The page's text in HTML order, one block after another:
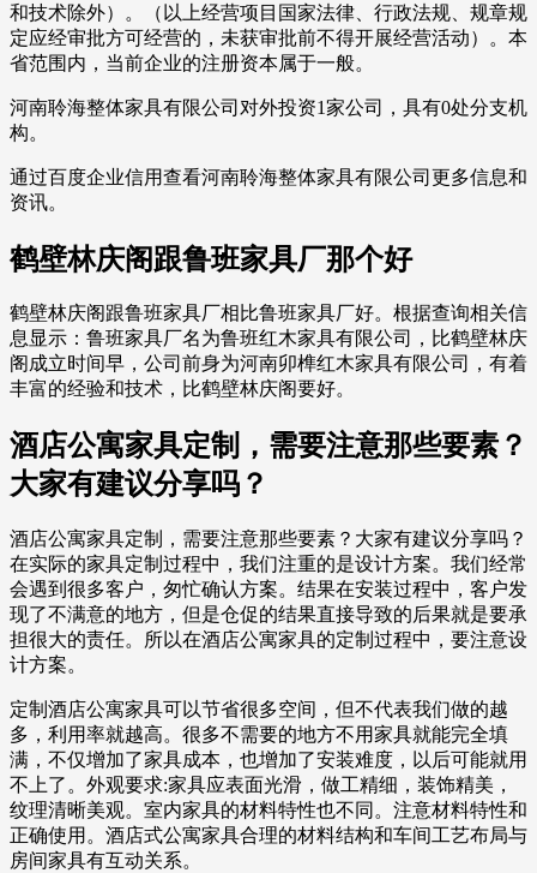
和技术除外）。（以上经营项目国家法律、行政法规、规章规
定应经审批方可经营的，未获审批前不得开展经营活动）。本
省范围内，当前企业的注册资本属于一般。
河南聆海整体家具有限公司对外投资1家公司，具有0处分支机
构。
通过百度企业信用查看河南聆海整体家具有限公司更多信息和
资讯。
鹤壁林庆阁跟鲁班家具厂那个好
鹤壁林庆阁跟鲁班家具厂相比鲁班家具厂好。根据查询相关信
息显示：鲁班家具厂名为鲁班红木家具有限公司，比鹤壁林庆
阁成立时间早，公司前身为河南卯榫红木家具有限公司，有着
丰富的经验和技术，比鹤壁林庆阁要好。
酒店公寓家具定制，需要注意那些要素？
大家有建议分享吗？
酒店公寓家具定制，需要注意那些要素？大家有建议分享吗？
在实际的家具定制过程中，我们注重的是设计方案。我们经常
会遇到很多客户，匆忙确认方案。结果在安装过程中，客户发
现了不满意的地方，但是仓促的结果直接导致的后果就是要承
担很大的责任。所以在酒店公寓家具的定制过程中，要注意设
计方案。
定制酒店公寓家具可以节省很多空间，但不代表我们做的越
多，利用率就越高。很多不需要的地方不用家具就能完全填
满，不仅增加了家具成本，也增加了安装难度，以后可能就用
不上了。外观要求:家具应表面光滑，做工精细，装饰精美，
纹理清晰美观。室内家具的材料特性也不同。注意材料特性和
正确使用。酒店式公寓家具合理的材料结构和车间工艺布局与
房间家具有互动关系。